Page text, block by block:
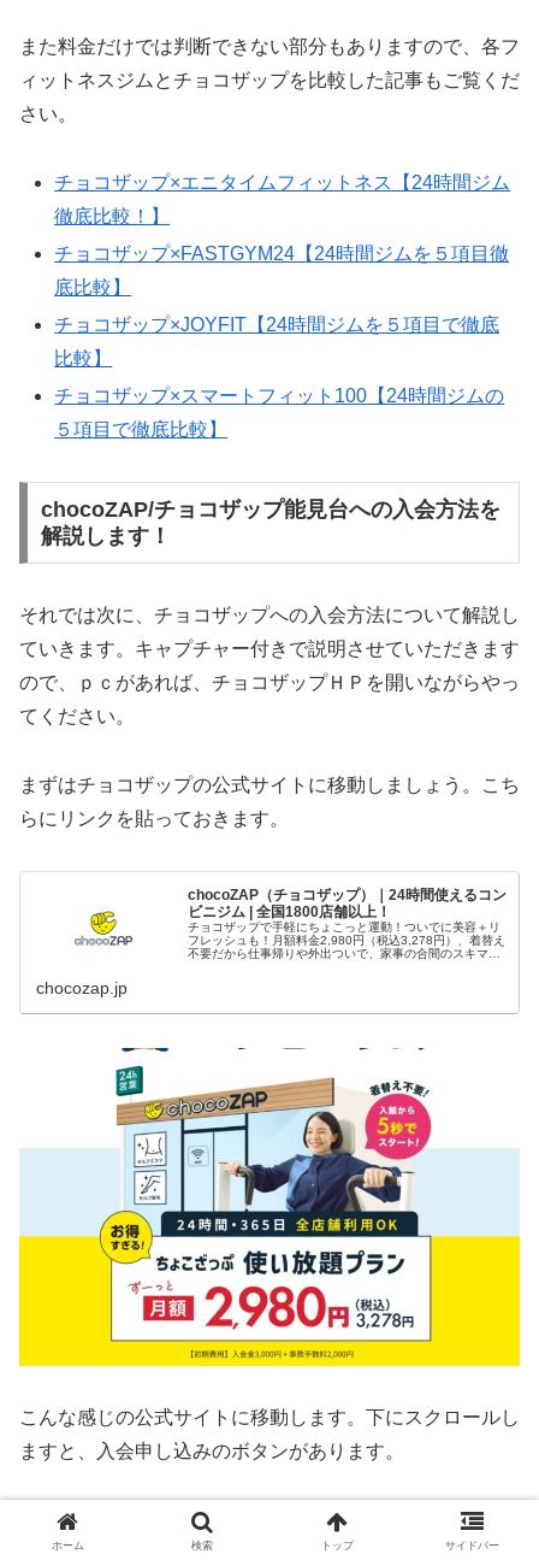
また料金だけでは判断できない部分もありますので、各フ
ィットネスジムとチョコザップを比較した記事もご覧くだ
さい。
チョコザップ×エニタイムフィットネス【24時間ジム
徹底比較！】
チョコザップ×FASTGYM24【24時間ジムを５項目徹
底比較】
チョコザップ×JOYFIT【24時間ジムを５項目で徹底
比較】
チョコザップ×スマートフィット100【24時間ジムの
５項目で徹底比較】
chocoZAP/チョコザップ能見台への入会方法を
解説します！
それでは次に、チョコザップへの入会方法について解説し
ていきます。キャプチャー付きで説明させていただきます
ので、ｐｃがあれば、チョコザップＨＰを開いながらやっ
てください。
まずはチョコザップの公式サイトに移動しましょう。こち
らにリンクを貼っておきます。
chocoZAP（チョコザップ）｜24時間使えるコン
ビニジム | 全国1800店舗以上！
チョコザップで手軽にちょこっと運動！ついでに美容＋リ
フレッシュも！月額料金2,980円（税込3,278円）、着替え
不要だから仕事帰りや外出ついで、家事の合間のスキマ時
chocozap.jp
こんな感じの公式サイトに移動します。下にスクロールし
ますと、入会申し込みのボタンがあります。
ホーム 検索 トップ サイドバー